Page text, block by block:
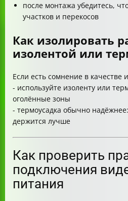
после монтажа убедитесь,
участков и перекосов
Как изолировать
изолентой или
Если есть сомнение в качестве
- используйте изоленту или
оголённые зоны
- термоусадка обычно
держится лучше
Как проверить
подключения
питания